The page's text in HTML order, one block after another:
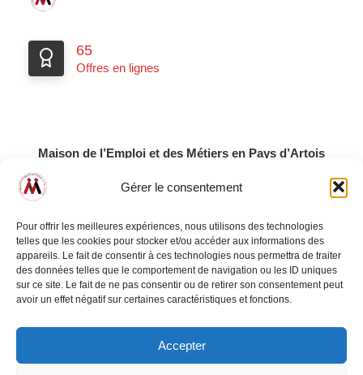
Gérer le consentement
Pour offrir les meilleures expériences, nous utilisons des technologies
telles que les cookies pour stocker et/ou accéder aux informations des
appareils. Le fait de consentir à ces technologies nous permettra de traiter
des données telles que le comportement de navigation ou les ID uniques
sur ce site. Le fait de ne pas consentir ou de retirer son consentement peut
avoir un effet négatif sur certaines caractéristiques et fonctions.
Accepter
65
Offres en lignes
Maison de l’Emploi et des Métiers en Pays d’Artois
62000 Arras
Mentions Legales
Maison de l'Emploi et des Métiers en Pays d'Artois
La Cité des Métiers du Pays d'Artois